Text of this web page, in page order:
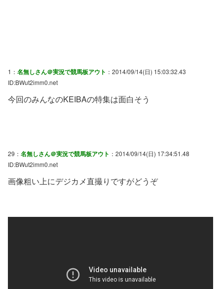
1： 名無しさん＠実況で競馬板アウト ：2014/09/14(日) 15:03:32.43
ID:BWut2imm0.net
今回のみんなのKEIBAの特集は面白そう
29： 名無しさん＠実況で競馬板アウト ：2014/09/14(日) 17:34:51.48
ID:BWut2imm0.net
画像粗い上にデジカメ直撮りですがどうぞ